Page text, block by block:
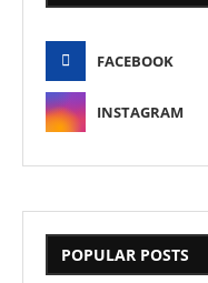
FACEBOOK
INSTAGRAM
POPULAR POSTS